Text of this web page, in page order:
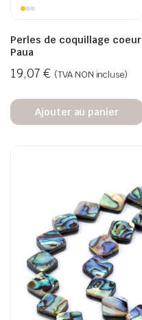
Perles de coquillage coeur
Paua
19,07 € (TVA NON incluse)
Ajouter au panier